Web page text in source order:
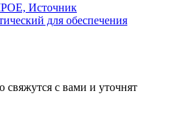
Источник
для обеспечения
с вами и уточнят